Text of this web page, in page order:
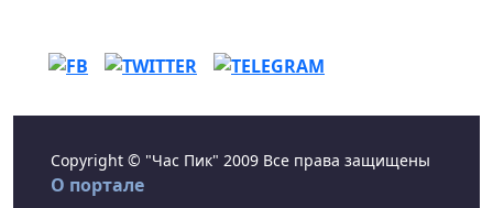
Copyright © "Час Пик" 2009 Все права защищены
О портале